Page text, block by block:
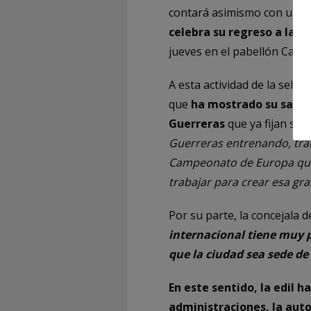
contará asimismo con un
celebra su regreso a la
jueves en el pabellón
A esta actividad de la
que ha mostrado su
Guerrerasque ya fijan
Guerreras entrenando,
Campeonato de Europa
trabajar para crear esa
Por su parte, la concejala
internacional tiene muy
que la ciudad sea sede
En este sentido, la edil
administraciones, la